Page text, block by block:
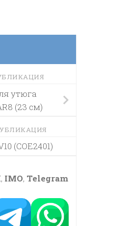
утюга
(23 см)
(COE2401)
, IMO, Telegram